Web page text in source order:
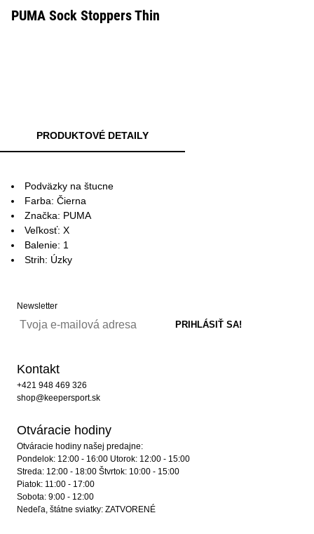
PUMA Sock Stoppers Thin
PRODUKTOVÉ DETAILY
Podväzky na štucne
Farba: Čierna
Značka: PUMA
Veľkosť: X
Balenie: 1
Strih: Úzky
Newsletter
Kontakt
+421 948 469 326
shop@keepersport.sk
Otváracie hodiny
Otváracie hodiny našej predajne:
Pondelok: 12:00 - 16:00 Utorok: 12:00 - 15:00
Streda: 12:00 - 18:00 Štvrtok: 10:00 - 15:00
Piatok: 11:00 - 17:00
Sobota: 9:00 - 12:00
Nedeľa, štátne sviatky: ZATVORENÉ